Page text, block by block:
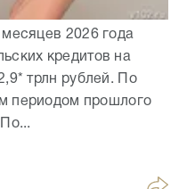
2026 года
кредитов на
трлн рублей. По
периодом прошлого